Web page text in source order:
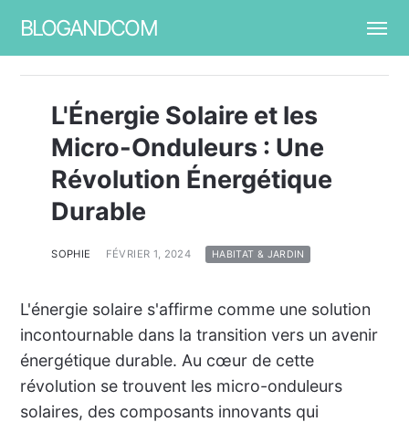
BLOGANDCOM
L'Énergie Solaire et les
Micro-Onduleurs : Une
Révolution Énergétique
Durable
SOPHIE FÉVRIER 1, 2024 HABITAT & JARDIN
L'énergie solaire s'affirme comme une solution
incontournable dans la transition vers un avenir
énergétique durable. Au cœur de cette
révolution se trouvent les micro-onduleurs
solaires, des composants innovants qui